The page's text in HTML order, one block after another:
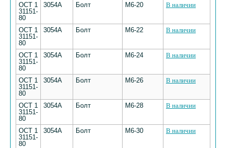
ОСТ 1
31151-
80
3054А Болт М6-20 В наличии
ОСТ 1
31151-
80
3054А Болт М6-22 В наличии
ОСТ 1
31151-
80
3054А Болт М6-24 В наличии
ОСТ 1
31151-
80
3054А Болт М6-26 В наличии
ОСТ 1
31151-
80
3054А Болт М6-28 В наличии
ОСТ 1
31151-
80
3054А Болт М6-30 В наличии